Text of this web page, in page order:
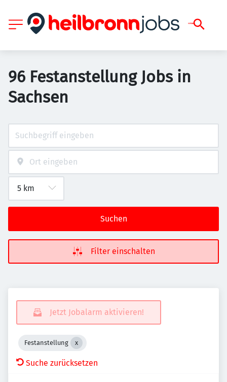
96 Festanstellung Jobs in
Sachsen
Suchen
Filter einschalten
Jetzt Jobalarm aktivieren!
Festanstellung
Suche zurücksetzen